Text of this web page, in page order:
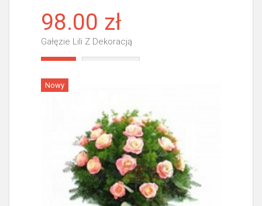
98.00 zł
Gałęzie Lili Z Dekoracją
Nowy